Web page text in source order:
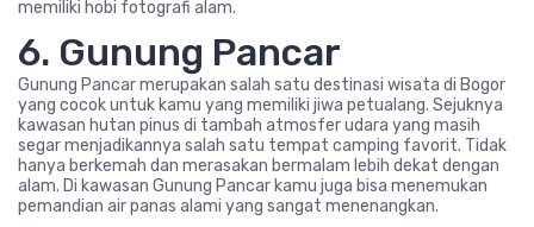
memiliki hobi fotografi alam.
6. Gunung Pancar
Gunung Pancar merupakan salah satu destinasi wisata di Bogor
yang cocok untuk kamu yang memiliki jiwa petualang. Sejuknya
kawasan hutan pinus di tambah atmosfer udara yang masih
segar menjadikannya salah satu tempat camping favorit. Tidak
hanya berkemah dan merasakan bermalam lebih dekat dengan
alam. Di kawasan Gunung Pancar kamu juga bisa menemukan
pemandian air panas alami yang sangat menenangkan.